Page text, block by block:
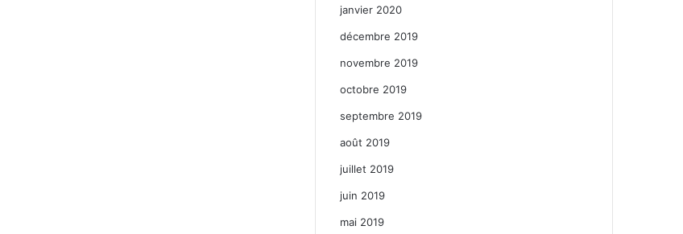
janvier 2020
décembre 2019
novembre 2019
octobre 2019
septembre 2019
août 2019
juillet 2019
juin 2019
mai 2019